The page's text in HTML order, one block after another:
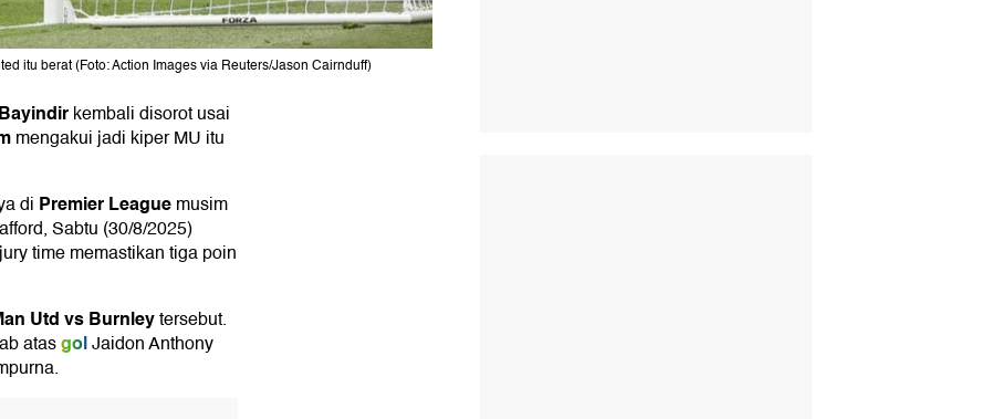
itu berat (Foto: Action Images via Reuters/Jason Cairnduff)
kembali disorot usai
mengakui jadi kiper MU itu
di Premier Leaguemusim
Sabtu (30/8/2025)
time memastikan tiga poin
Utd vs Burnleytersebut.
atasgolJaidon Anthony